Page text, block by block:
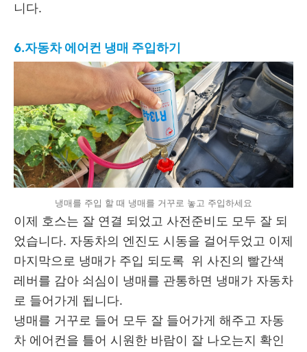
니다.
6.자동차 에어컨 냉매 주입하기
냉매를 주입 할 때 냉매를 거꾸로 놓고 주입하세요
이제 호스는 잘 연결 되었고 사전준비도 모두 잘 되
었습니다. 자동차의 엔진도 시동을 걸어두었고 이제
마지막으로 냉매가 주입 되도록 위 사진의 빨간색
레버를 감아 쇠심이 냉매를 관통하면 냉매가 자동차
로 들어가게 됩니다.
냉매를 거꾸로 들어 모두 잘 들어가게 해주고 자동
차 에어컨을 틀어 시원한 바람이 잘 나오는지 확인